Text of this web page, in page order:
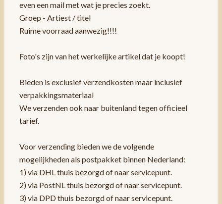
even een mail met wat je precies zoekt.
Groep - Artiest / titel
Ruime voorraad aanwezig!!!!
Foto's zijn van het werkelijke artikel dat je koopt!
Bieden is exclusief verzendkosten maar inclusief
verpakkingsmateriaal
We verzenden ook naar buitenland tegen officieel
tarief.
Voor verzending bieden we de volgende
mogelijkheden als postpakket binnen Nederland:
1) via DHL thuis bezorgd of naar servicepunt.
2) via PostNL thuis bezorgd of naar servicepunt.
3) via DPD thuis bezorgd of naar servicepunt.